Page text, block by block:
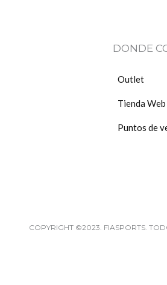
DONDE
Outlet
Tienda Web
Puntos de
COPYRIGHT ©2023. FIASPORTS.